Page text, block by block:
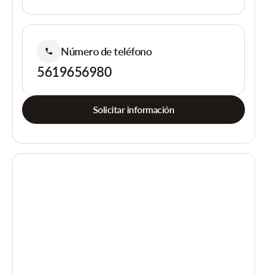
Número de teléfono
5619656980
Solicitar información